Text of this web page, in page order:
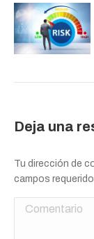
Deja una
Tu dirección de
campos
Comentario